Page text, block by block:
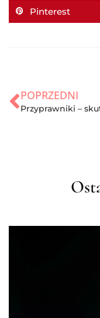
Pinterest
POPRZEDNI